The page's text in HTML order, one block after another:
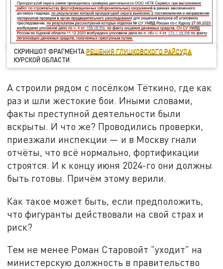
СКРИНШОТ ФРАГМЕНТАРЕШЕНИЯ ГЛУШКОВСКОГО РАЙСУДА
КУРСКОЙ ОБЛАСТИ
А строили рядом с посёлком Тёткино, где как
раз и шли жестокие бои. Иными словами,
факты преступной деятельности были
вскрыты. И что же? Проводились проверки,
приезжали инспекции — и в Москву гнали
отчёты, что всё нормально, фортификации
строятся. И к концу июня 2024-го они должны
быть готовы. Причём этому верили.
Как такое может быть, если предположить,
что фигуранты действовали на свой страх и
риск?
Тем не менее Роман Старовойт "уходит" на
министерскую должность в правительство